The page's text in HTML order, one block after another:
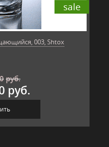
sale
003, Shtox
руб.
руб.